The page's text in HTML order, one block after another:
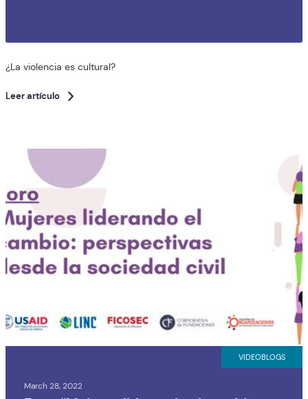
¿La violencia es cultural?
Leer artículo
VIDEOBLOGS
March 28, 2022